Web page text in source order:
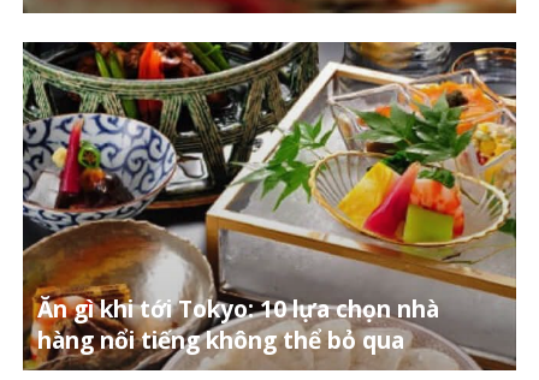
Ăn gì khi tới Tokyo: 10 lựa chọn nhà
hàng nổi tiếng không thể bỏ qua